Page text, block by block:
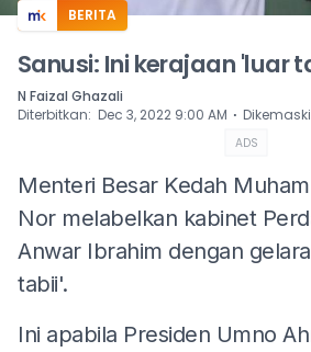
BERITA
Sanusi: Ini kerajaan 'luar
N Faizal Ghazali
Diterbitkan: Dec 3, 2022 9:00 AM ⋅
ADS
Menteri Besar Kedah
Nor melabelkan kabinet
Anwar Ibrahim dengan
tabii'.
Ini apabila Presiden Umno